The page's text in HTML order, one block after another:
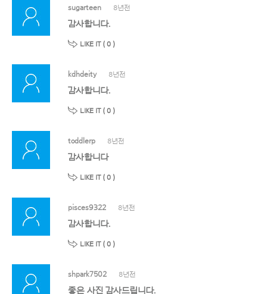
sugarteen 8년전
감사합니다.
LIKE IT ( 0 )
kdhdeity 8년전
감사합니다.
LIKE IT ( 0 )
toddlerp 8년전
감사합니다
LIKE IT ( 0 )
pisces9322 8년전
감사합니다.
LIKE IT ( 0 )
shpark7502 8년전
좋은 사진 감사드립니다.